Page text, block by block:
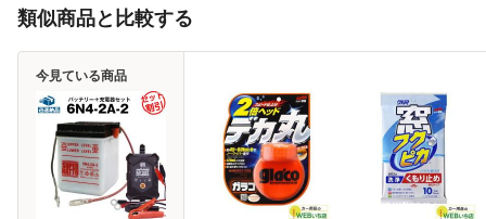
類似商品と比較する
今見ている商品